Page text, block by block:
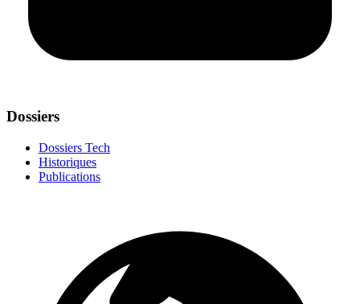
Dossiers
Dossiers Tech
Historiques
Publications